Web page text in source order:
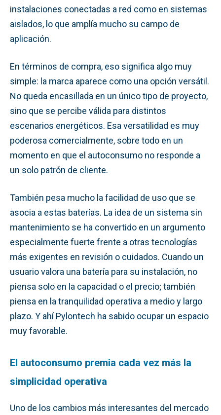
instalaciones conectadas a red como en sistemas
aislados, lo que amplía mucho su campo de
aplicación.
En términos de compra, eso significa algo muy
simple: la marca aparece como una opción versátil.
No queda encasillada en un único tipo de proyecto,
sino que se percibe válida para distintos
escenarios energéticos. Esa versatilidad es muy
poderosa comercialmente, sobre todo en un
momento en que el autoconsumo no responde a
un solo patrón de cliente.
También pesa mucho la facilidad de uso que se
asocia a estas baterías. La idea de un sistema sin
mantenimiento se ha convertido en un argumento
especialmente fuerte frente a otras tecnologías
más exigentes en revisión o cuidados. Cuando un
usuario valora una batería para su instalación, no
piensa solo en la capacidad o el precio; también
piensa en la tranquilidad operativa a medio y largo
plazo. Y ahí Pylontech ha sabido ocupar un espacio
muy favorable.
El autoconsumo premia cada vez más la
simplicidad operativa
Uno de los cambios más interesantes del mercado